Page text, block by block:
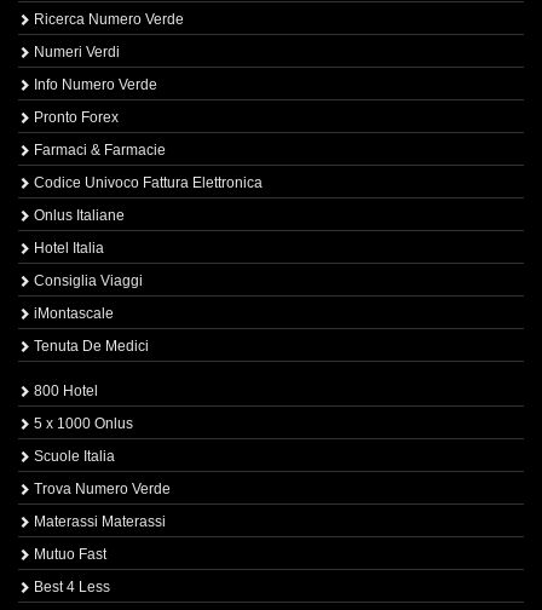
Ricerca Numero Verde
Numeri Verdi
Info Numero Verde
Pronto Forex
Farmaci & Farmacie
Codice Univoco Fattura Elettronica
Onlus Italiane
Hotel Italia
Consiglia Viaggi
iMontascale
Tenuta De Medici
800 Hotel
5 x 1000 Onlus
Scuole Italia
Trova Numero Verde
Materassi Materassi
Mutuo Fast
Best 4 Less